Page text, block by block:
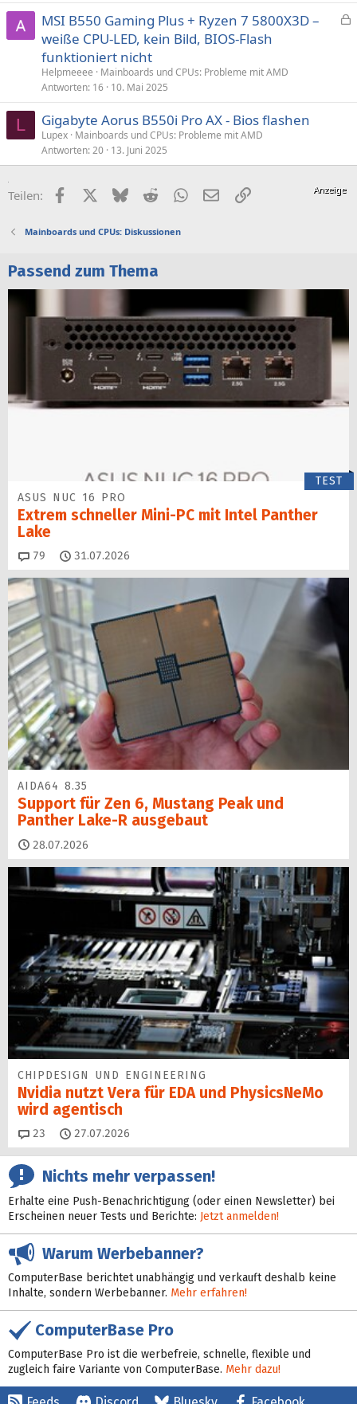
r
MSI B550 Gaming Plus + Ryzen 7 5800X3D –
weiße CPU-LED, kein Bild, BIOS-Flash
funktioniert nicht
Helpmeeee
Mainboards und CPUs: Probleme mit AMD
Antworten 16 10. Mai 2025
L Gigabyte Aorus B550i Pro AX - Bios flashen
Lupex Mainboards und CPUs: Probleme mit AMD
Antworten 20 13. Juni 2025
Teilen: FacebookX (Twitter)
BlueskyRedditWhatsApp
E-MailLink
Mainboards und CPUs: Diskussionen
Passend zum Thema
TEST
ASUS NUC 16 PRO
Extrem schneller Mini-PC mit Intel Panther
Lake
79 Kommentare
31.07.2026
AIDA64 8.35
Support für Zen 6, Mustang Peak und
Panther Lake-R ausgebaut
28.07.2026
CHIPDESIGN UND ENGINEERING
Nvidia nutzt Vera für EDA und PhysicsNeMo
wird agentisch
23 Kommentare
27.07.2026
Nichts mehr verpassen!
Erhalte eine Push-Benachrichtigung (oder einen Newsletter) bei
Erscheinen neuer Tests und Berichte: Jetzt anmelden!
Warum Werbebanner?
ComputerBase berichtet unabhängig und verkauft deshalb keine
Inhalte, sondern Werbebanner. Mehr erfahren!
ComputerBase Pro
ComputerBase Pro ist die werbefreie, schnelle, flexible und
zugleich faire Variante von ComputerBase. Mehr dazu!